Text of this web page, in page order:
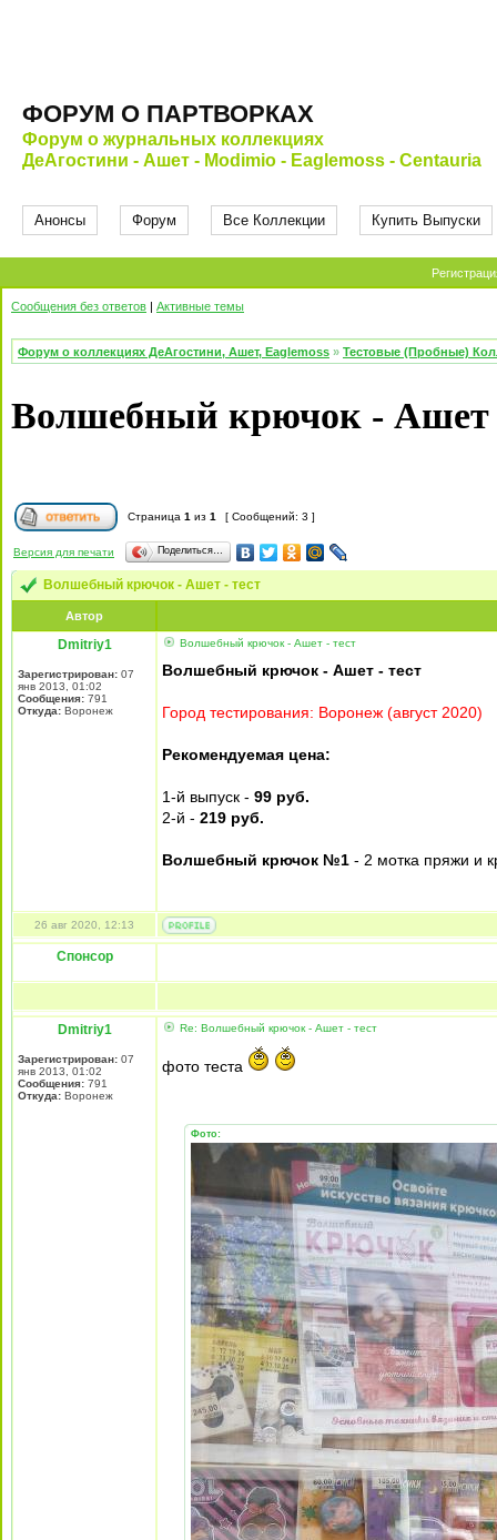
ФОРУМ О ПАРТВОРКАХ
Форум о журнальных коллекциях
ДеАгостини - Ашет - Modimio - Eaglemoss - Centauria
Анонсы Форум Все Коллекции Купить Выпуски
Сообщения без ответов | Активные темы
Форум о коллекциях ДеАгостини, Ашет, Eaglemoss » Тестовые (Пробные)
Волшебный крючок - Ашет
Страница 1 из 1 [ Сообщений: 3 ]
Версия для печати Поделиться…
Волшебный крючок - Ашет - тест
Автор
Dmitriy1
Зарегистрирован: 07
янв 2013, 01:02
Сообщения: 791
Откуда: Воронеж
Волшебный крючок - Ашет - тест
Волшебный крючок - Ашет - тест
Город тестирования: Воронеж (август 2020)
Рекомендуемая цена:
1-й выпуск - 99 руб.
2-й - 219 руб.
Волшебный крючок №1 - 2 мотка пряжи и
26 авг 2020, 12:13
Спонсор
Dmitriy1
Зарегистрирован: 07
янв 2013, 01:02
Сообщения: 791
Откуда: Воронеж
Re: Волшебный крючок - Ашет - тест
фото теста
Фото: